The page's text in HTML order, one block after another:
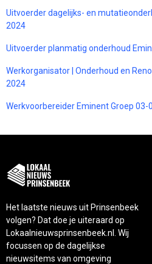
Uitvoerder dagelijks- en
2024
Uitvoerder planmatig onderhoud
Werkorganisator | Onderhoud en
2024
Werkvoorbereider Eminent Groep 03-
Het laatste nieuws uit Prinsenbeek
volgen? Dat doe je uiteraard op
Lokaalnieuwsprinsenbeek.nl. Wij
focussen op de dagelijkse
nieuwsitems van omgeving